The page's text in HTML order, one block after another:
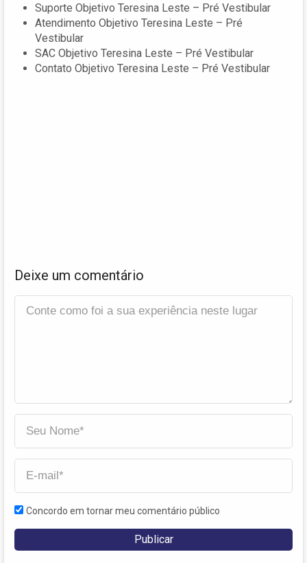
Suporte Objetivo Teresina Leste – Pré Vestibular
Atendimento Objetivo Teresina Leste – Pré
Vestibular
SAC Objetivo Teresina Leste – Pré Vestibular
Contato Objetivo Teresina Leste – Pré Vestibular
Deixe um comentário
Concordo em tornar meu comentário público